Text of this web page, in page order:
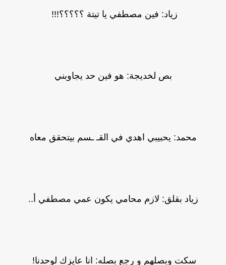
زياد: فين مصطفي يا تيتة ؟؟؟؟؟!!!
بص لخديجة: هو فين حد يجاوبني
محمد: يحبيبي اهدي في القـ ـسم بيتحقق معاه
زياد بقلق: لازم محامي يكون عمي مصطفي أ..
سكت وبصلهم و رجع بصله: انا عايزك لوحدنا!